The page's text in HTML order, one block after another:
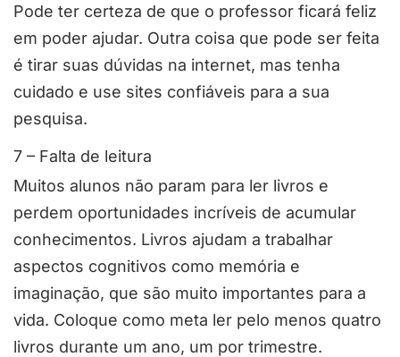
Pode ter certeza de que o professor ficará feliz
em poder ajudar. Outra coisa que pode ser feita
é tirar suas dúvidas na internet, mas tenha
cuidado e use sites confiáveis para a sua
pesquisa.
7 – Falta de leitura
Muitos alunos não param para ler livros e
perdem oportunidades incríveis de acumular
conhecimentos. Livros ajudam a trabalhar
aspectos cognitivos como memória e
imaginação, que são muito importantes para a
vida. Coloque como meta ler pelo menos quatro
livros durante um ano, um por trimestre.